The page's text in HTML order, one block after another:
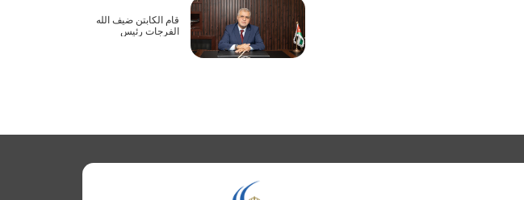
قام الكابتن ضيف الله
الفرجات رئيس